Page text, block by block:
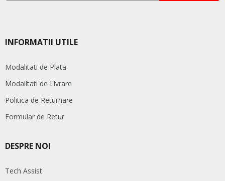
INFORMATII UTILE
Modalitati de Plata
Modalitati de Livrare
Politica de Returnare
Formular de Retur
DESPRE NOI
Tech Assist